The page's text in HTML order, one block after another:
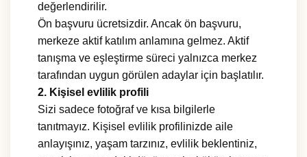
değerlendirilir.
Ön başvuru ücretsizdir. Ancak ön başvuru,
merkeze aktif katılım anlamına gelmez. Aktif
tanışma ve eşleştirme süreci yalnızca merkez
tarafından uygun görülen adaylar için başlatılır.
2. Kişisel evlilik profili
Sizi sadece fotoğraf ve kısa bilgilerle
tanıtmayız. Kişisel evlilik profilinizde aile
anlayışınız, yaşam tarzınız, evlilik beklentiniz,